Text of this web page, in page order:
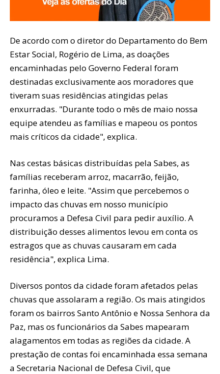
De acordo com o diretor do Departamento do Bem
Estar Social, Rogério de Lima, as doações
encaminhadas pelo Governo Federal foram
destinadas exclusivamente aos moradores que
tiveram suas residências atingidas pelas
enxurradas. "Durante todo o mês de maio nossa
equipe atendeu as famílias e mapeou os pontos
mais críticos da cidade", explica.
Nas cestas básicas distribuídas pela Sabes, as
famílias receberam arroz, macarrão, feijão,
farinha, óleo e leite. "Assim que percebemos o
impacto das chuvas em nosso município
procuramos a Defesa Civil para pedir auxílio. A
distribuição desses alimentos levou em conta os
estragos que as chuvas causaram em cada
residência", explica Lima.
Diversos pontos da cidade foram afetados pelas
chuvas que assolaram a região. Os mais atingidos
foram os bairros Santo Antônio e Nossa Senhora da
Paz, mas os funcionários da Sabes mapearam
alagamentos em todas as regiões da cidade. A
prestação de contas foi encaminhada essa semana
a Secretaria Nacional de Defesa Civil, que